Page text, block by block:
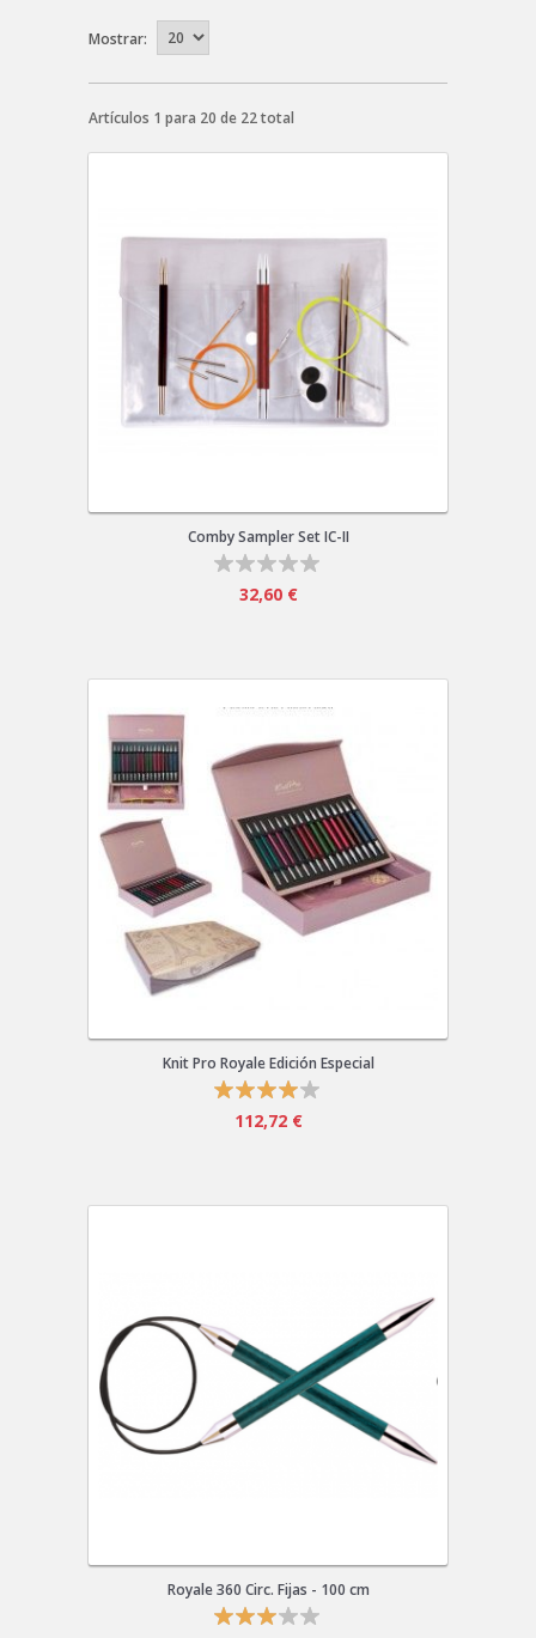
Mostrar:
Artículos 1 para 20 de 22 total
Comby Sampler Set IC-II
32,60 €
Knit Pro Royale Edición Especial
112,72 €
Royale 360 Circ. Fijas - 100 cm